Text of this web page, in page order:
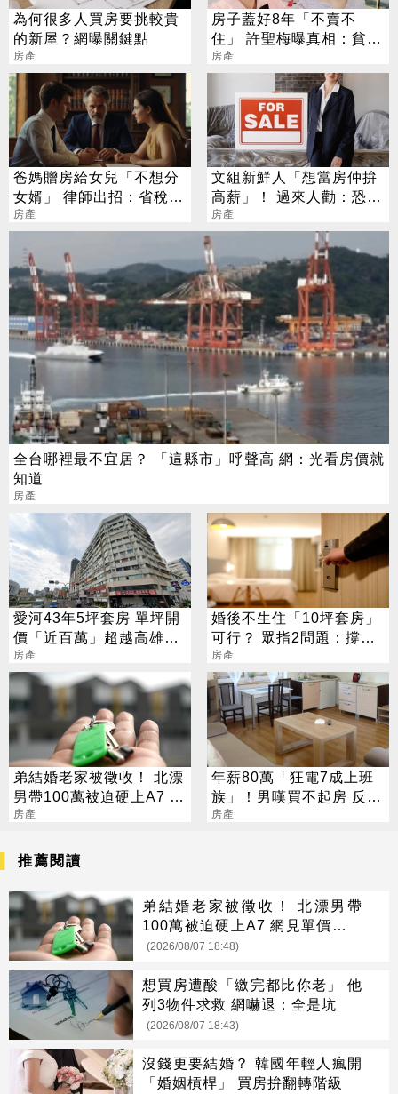
為何很多人買房要挑較貴
的新屋？網曝關鍵點
房產
房子蓋好8年「不賣不
住」 許聖梅曝真相：貧富
差距真的太大
房產
爸媽贈房給女兒「不想分
女婿」 律師出招：省稅又
能保財產
房產
文組新鮮人「想當房仲拚
高薪」！ 過來人勸：恐撐
不過3個月
房產
全台哪裡最不宜居？ 「這縣市」呼聲高 網：光看房價就
知道
房產
愛河43年5坪套房 單坪開
價「近百萬」超越高雄第
一豪宅
房產
婚後不生住「10坪套房」
可行？ 眾指2問題：撐不
久
房產
弟結婚老家被徵收！ 北漂
男帶100萬被迫硬上A7 網
見單價驚呆了
房產
年薪80萬「狂電7成上班
族」！男嘆買不起房 反遭
網噴爆
房產
推薦閱讀
弟結婚老家被徵收！ 北漂男帶
100萬被迫硬上A7 網見單價驚呆
了
(2026/08/07 18:48)
想買房遭酸「繳完都比你老」 他
列3物件求救 網嚇退：全是坑
(2026/08/07 18:43)
沒錢更要結婚？ 韓國年輕人瘋開
「婚姻槓桿」 買房拚翻轉階級